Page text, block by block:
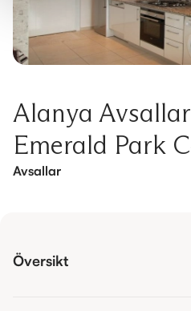
Alanya
Emerald Park
Avsallar
Översikt